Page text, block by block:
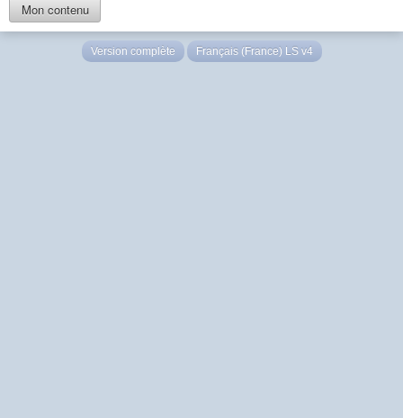
Mon contenu
Version complète Français (France) LS v4